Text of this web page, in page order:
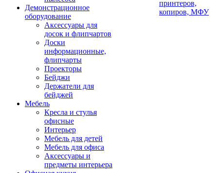
Демонстрационное
оборудование
Аксессуары для
досок и флипчартов
Доски
информационные,
флипчарты
Проекторы
Бейджи
Держатели для
бейджей
Мебель
Кресла и стулья
офисные
Интерьер
Мебель для детей
Мебель для офиса
Аксессуары и
предметы интерьера
принтеров,
копиров, МФУ